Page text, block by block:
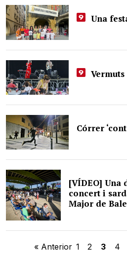
Una
Córrer
[VÍDEO] Una
concert i
Major de
« Anterior 1 2 3 4